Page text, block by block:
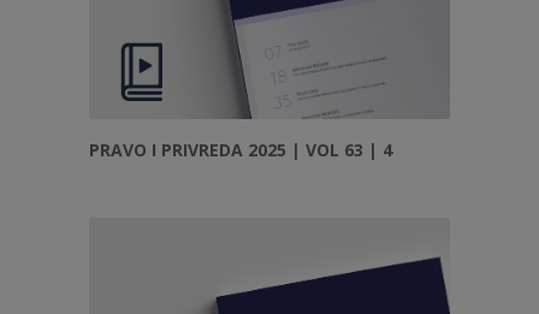
PRAVO I PRIVREDA 2025 | VOL 63 | 4